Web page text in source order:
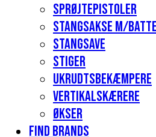
Sprøjtepistoler
Stangsakse m/
Stangsave
Stiger
Ukrudtsbekæmpere
Vertikalskærere
Økser
Find Brands